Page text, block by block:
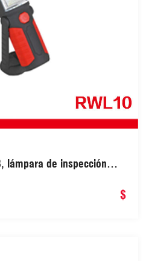
lámpara de inspección
carga USB, linterna
para acamp
$